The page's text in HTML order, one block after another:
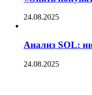
24.08.2025
Анализ SOL:
24.08.2025